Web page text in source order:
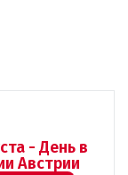
- День в
Австрии